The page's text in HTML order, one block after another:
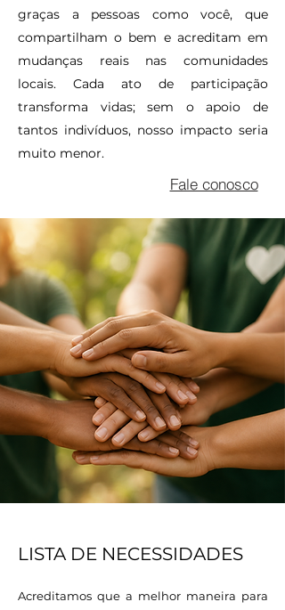
graças a pessoas como você, que
compartilham o bem e acreditam em
mudanças reais nas comunidades
locais. Cada ato de participação
transforma vidas; sem o apoio de
tantos indivíduos, nosso impacto seria
muito menor.
Fale conosco
LISTA DE NECESSIDADES
Acreditamos que a melhor maneira para